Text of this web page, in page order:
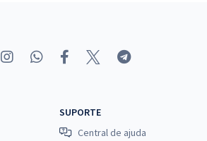
SUPORTE
Central de ajuda